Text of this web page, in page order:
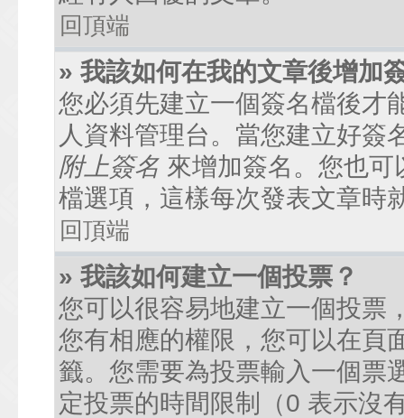
回頂端
» 我該如何在我的文章後增加
您必須先建立一個簽名檔後才
人資料管理台。當您建立好簽
附上簽名 來增加簽名。您也
檔選項，這樣每次發表文章時
回頂端
» 我該如何建立一個投票？
您可以很容易地建立一個投票
您有相應的權限，您可以在頁
籤。您需要為投票輸入一個票
定投票的時間限制（0 表示沒